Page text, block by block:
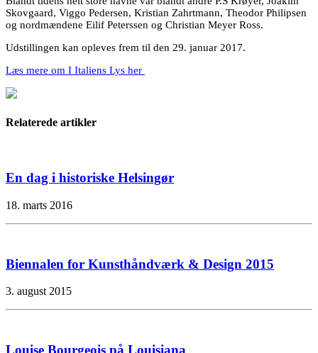
Skovgaard, Viggo Pedersen, Kristian Zahrtmann, Theodor Philipsen
og nordmændene Eilif Peterssen og Christian Meyer Ross.
Udstillingen kan opleves frem til den 29. januar 2017.
Læs mere om I Italiens Lys her
Relaterede artikler
En dag i historiske Helsingør
18. marts 2016
Biennalen for Kunsthåndværk & Design 2015
3. august 2015
Louise Bourgeois på Louisiana